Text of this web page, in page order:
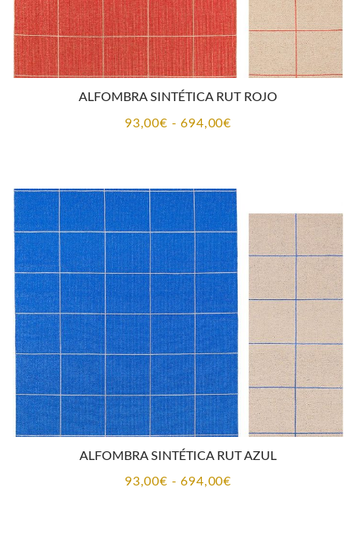
ALFOMBRA SINTÉTICA RUT ROJO
93,00€ - 694,00€Rango
desde
93,00€
hasta
694,00€
ALFOMBRA SINTÉTICA RUT AZUL
93,00€ - 694,00€Rango